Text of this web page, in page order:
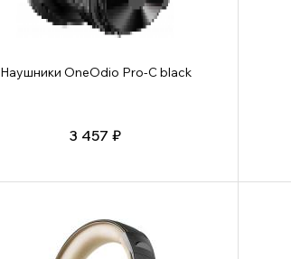
Наушники OneOdio Pro-C black
3 457 ₽